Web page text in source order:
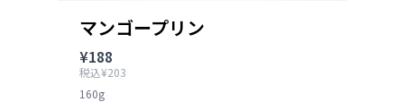
マンゴープリン
¥188
税込¥203
160g